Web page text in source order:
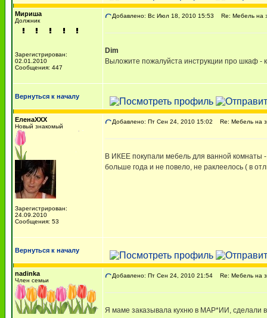
Мириша
Должник
Зарегистрирован:
02.01.2010
Сообщения: 447
Добавлено: Вс Июл 18, 2010 15:53 Re: Мебель на
Dim
Выложите пожалуйста инструкции про шкаф -
Вернуться к началу
ЕленаXXX
Новый знакомый
Зарегистрирован:
24.09.2010
Сообщения: 53
Добавлено: Пт Сен 24, 2010 15:02 Re: Мебель на
В ИКЕЕ покупали мебель для ванной комнаты
больше года и не повело, не раклеелось ( в
Вернуться к началу
nadinka
Член семьи
Добавлено: Пт Сен 24, 2010 21:54 Re: Мебель на
Я маме заказывала кухню в МАР*ИИ, сделали